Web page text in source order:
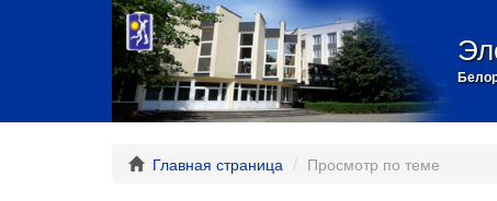
Главная страница Просмотр по теме